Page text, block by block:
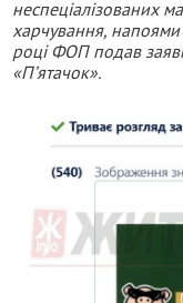
неспеціалізованих
харчування,
році ФОП подав
«П’ятачок».